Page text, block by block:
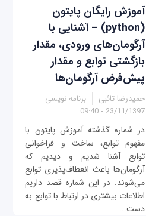
آموزش رایگان پایتون
(python) – آشنایی با
آرگومان‌های ورودی، مقدار
بازگشتی توابع و مقدار
پیش‌فرض آرگومان‌ها
حمیدرضا تائبی
برنامه نویسی
23/11/1397 - 09:40
در شماره گذشته آموزش پایتون با
مفهوم توابع، ساخت و فراخوانی
توابع آشنا شدیم و دیدیم که
آرگومان‌ها باعث انعطاف‌پذیری توابع
می‌شوند. در این شماره قصد داریم
اطلاعات بیشتری در ارتباط با توابع به
دست...